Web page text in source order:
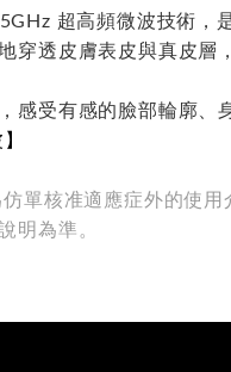
超高頻微波技術
穿透皮膚表皮與真皮層
感受有感的臉部輪廓、
單核准適應症外的使
明為準。